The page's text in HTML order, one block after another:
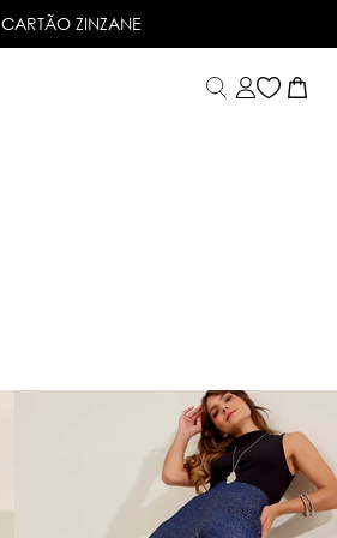
6X SEM JUROSNO CARTÃO DE CRÉDITO
CARTÃO ZINZANE